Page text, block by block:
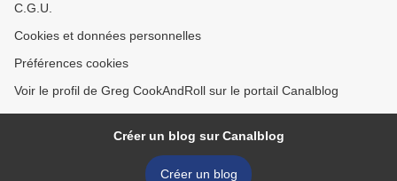
C.G.U.
Cookies et données personnelles
Préférences cookies
Voir le profil de Greg CookAndRoll sur le portail Canalblog
Créer un blog sur Canalblog
Créer un blog